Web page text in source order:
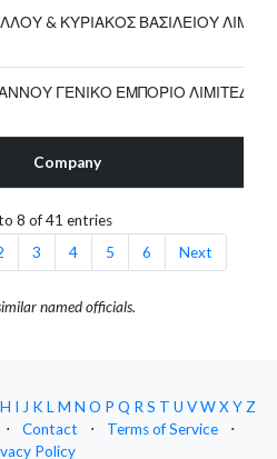
Company
& ΚΥΡΙΑΚΟΣ ΒΑΣΙΛΕΙΟΥ
ΓΕΝΙΚΟ ΕΜΠΟΡΙΟ ΛΙΜΙΤΕΔ
8 of 41 entries
3 4 5 6 Next
named officials.
H I J K L M N O P Q R S T U VWXY Z
⋅ Contact ⋅ Terms of Service
⋅
Policy